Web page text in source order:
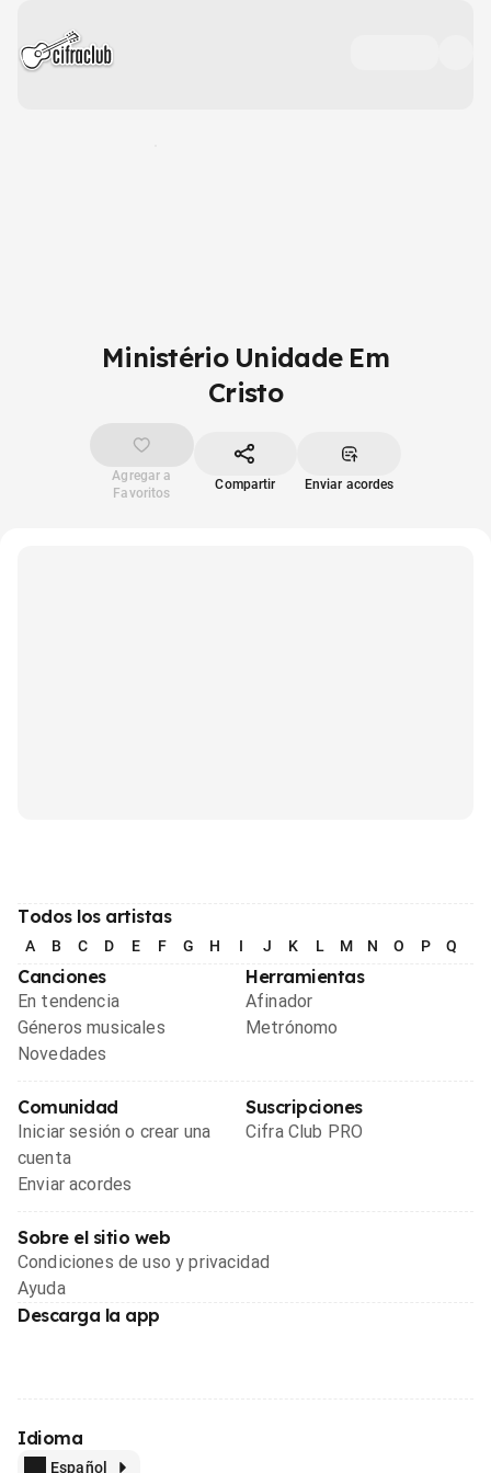
Ministério Unidade Em
Cristo
Agregar a
Favoritos
Compartir Enviar acordes
Todos los artistas
A B C D E F G H I J K L M N O P Q
Canciones
En tendencia
Géneros musicales
Novedades
Herramientas
Afinador
Metrónomo
Comunidad
Iniciar sesión o crear una
cuenta
Enviar acordes
Suscripciones
Cifra Club PRO
Sobre el sitio web
Condiciones de uso y privacidad
Ayuda
Descarga la app
Idioma
Español